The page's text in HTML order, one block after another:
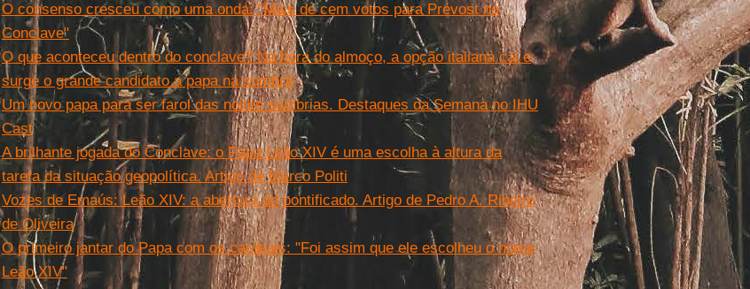
O consenso cresceu como uma onda: "Mais de cem votos para Prévost no
Conclave"
O que aconteceu dentro do conclave? Na hora do almoço, a opção italiana cai e
surge o grande candidato a papa na sombra
Um novo papa para ser farol das noites sombrias. Destaques da Semana no IHU
Cast
A brilhante jogada do Conclave: o Papa Leão XIV é uma escolha à altura da
tarefa da situação geopolítica. Artigo de Marco Politi
Vozes de Emaús: Leão XIV: a abertura do pontificado. Artigo de Pedro A. Ribeiro
de Oliveira
O primeiro jantar do Papa com os cardeais: "Foi assim que ele escolheu o nome
Leão XIV"